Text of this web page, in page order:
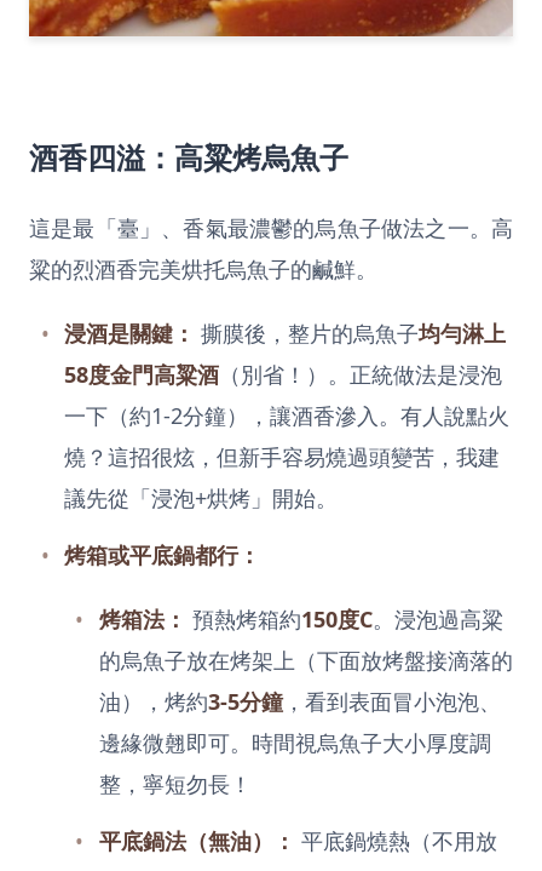
酒香四溢：高粱烤烏魚子
這是最「臺」、香氣最濃鬱的烏魚子做法之一。高
粱的烈酒香完美烘托烏魚子的鹹鮮。
浸酒是關鍵： 撕膜後，整片的烏魚子均勻淋上
58度金門高粱酒（別省！）。正統做法是浸泡
一下（約1-2分鐘），讓酒香滲入。有人說點火
燒？這招很炫，但新手容易燒過頭變苦，我建
議先從「浸泡+烘烤」開始。
烤箱或平底鍋都行：
烤箱法： 預熱烤箱約150度C。浸泡過高粱
的烏魚子放在烤架上（下面放烤盤接滴落的
油），烤約3-5分鐘，看到表面冒小泡泡、
邊緣微翹即可。時間視烏魚子大小厚度調
整，寧短勿長！
平底鍋法（無油）： 平底鍋燒熱（不用放